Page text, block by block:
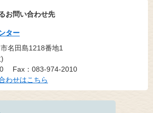
お問い合わせ先
ター
名田島1218番地1
Fax：083-974-2010
わせはこちら